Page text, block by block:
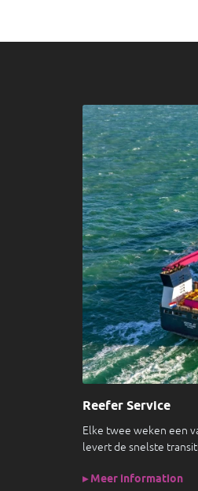
Reefer Service
Elke twee weken een
levert de snelste
▸ Meer information